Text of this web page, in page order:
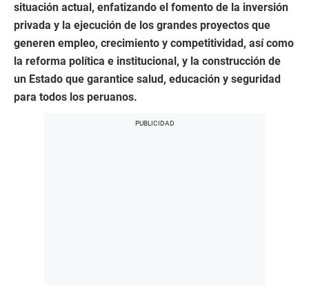
situación actual, enfatizando el fomento de la inversión
privada y la ejecución de los grandes proyectos que
generen empleo, crecimiento y competitividad, así como
la reforma política e institucional, y la construcción de
un Estado que garantice salud, educación y seguridad
para todos los peruanos.